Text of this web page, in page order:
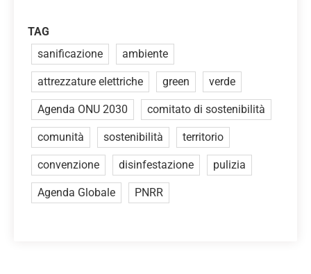
TAG
sanificazione
ambiente
attrezzature elettriche green verde
Agenda ONU 2030 comitato di sostenibilità
comunità sostenibilità territorio
convenzione disinfestazione pulizia
Agenda Globale PNRR